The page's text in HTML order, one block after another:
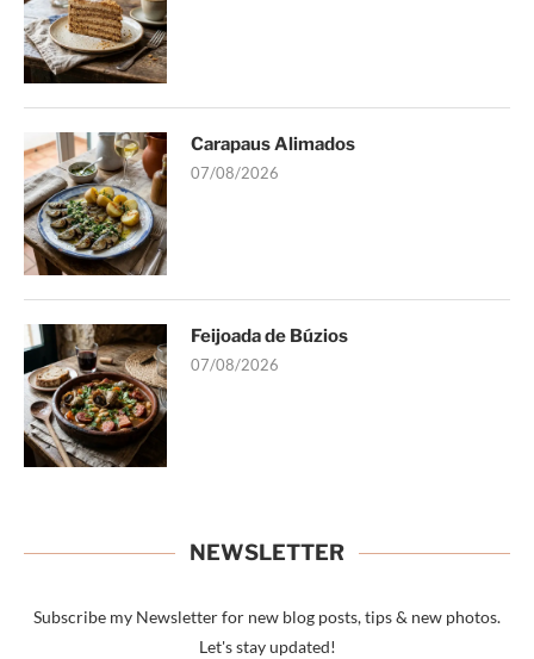
Carapaus Alimados
07/08/2026
Feijoada de Búzios
07/08/2026
NEWSLETTER
Subscribe my Newsletter for new blog posts, tips & new photos.
Let's stay updated!